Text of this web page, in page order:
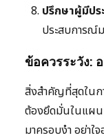
ปรึกษาผู้มีป
ประสบการณ์
ข้อควรระวัง:
สิ่งสำคัญที่สุดในก
ต้องยึดมั่นในแผน
มาครอบงำ อย่าใ